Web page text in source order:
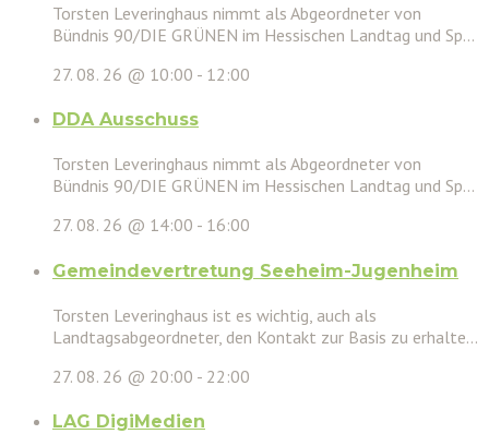
Torsten Leveringhaus nimmt als Abgeordneter von
Bündnis 90/DIE GRÜNEN im Hessischen Landtag und Sp...
27. 08. 26 @ 10:00 - 12:00
DDA Ausschuss
Torsten Leveringhaus nimmt als Abgeordneter von
Bündnis 90/DIE GRÜNEN im Hessischen Landtag und Sp...
27. 08. 26 @ 14:00 - 16:00
Gemeindevertretung Seeheim-Jugenheim
Torsten Leveringhaus ist es wichtig, auch als
Landtagsabgeordneter, den Kontakt zur Basis zu erhalte...
27. 08. 26 @ 20:00 - 22:00
LAG DigiMedien